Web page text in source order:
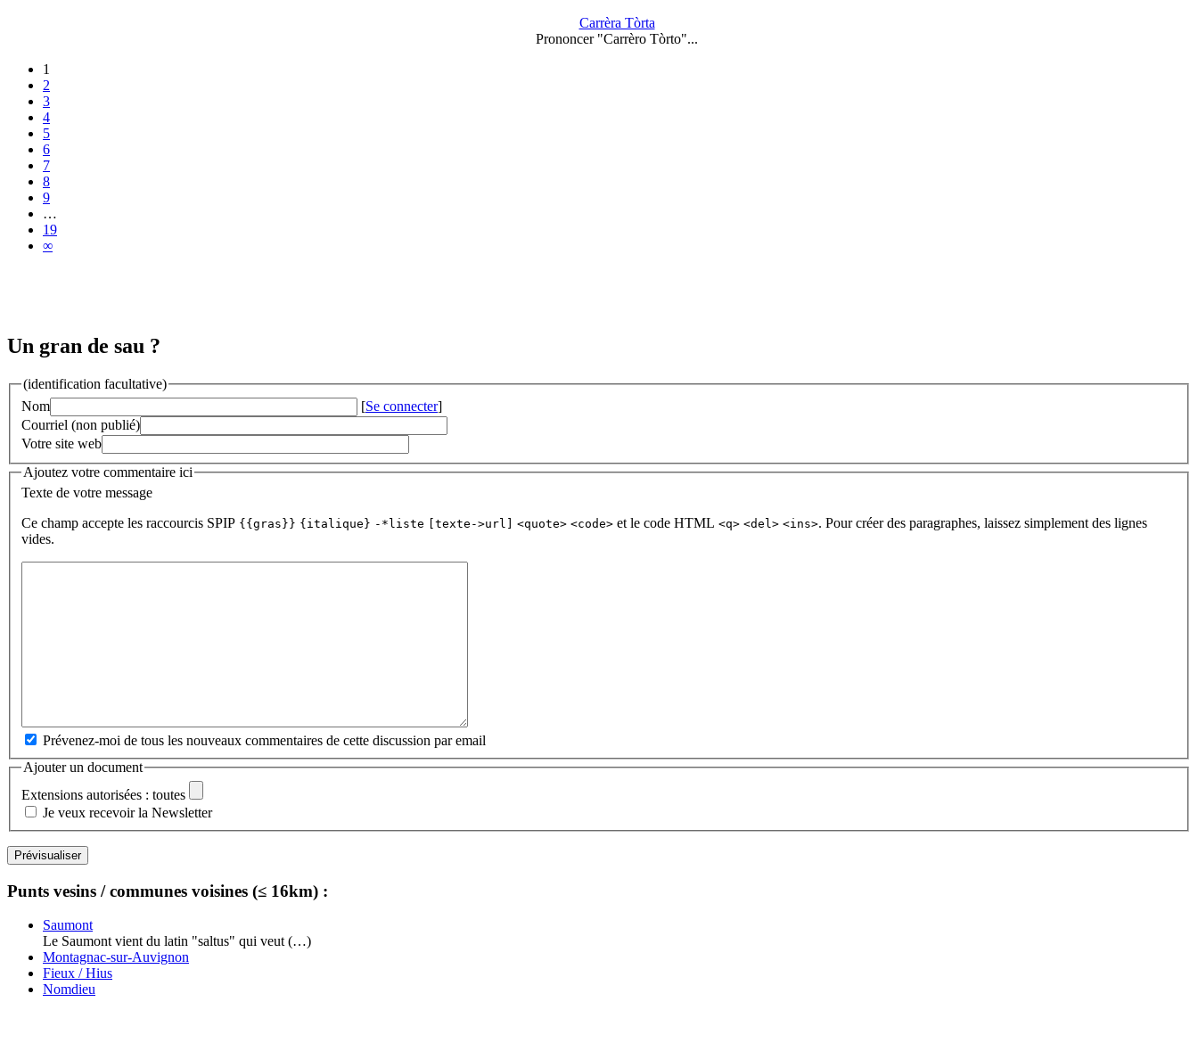
Carrèra Tòrta
Prononcer "Carrèro Tòrto"...
1
2
3
4
5
6
7
8
9
…
19
∞
Un gran de sau ?
(identification facultative)
Nom
[Se connecter]
Courriel (non publié)
Votre site web
Ajoutez votre commentaire ici
Texte de votre message
Ce champ accepte les raccourcis SPIP {{gras}} {italique} -*liste [texte->url] <quote> <code> et le code HTML <q> <del> <ins>. Pour créer des paragraphes, laissez simplement des lignes
vides.
Prévenez-moi de tous les nouveaux commentaires de cette discussion par email
Ajouter un document
Extensions autorisées : toutes
Je veux recevoir la Newsletter
Punts vesins / communes voisines (≤ 16km) :
Saumont
Le Saumont vient du latin "saltus" qui veut (…)
Montagnac-sur-Auvignon
Fieux / Hius
Nomdieu